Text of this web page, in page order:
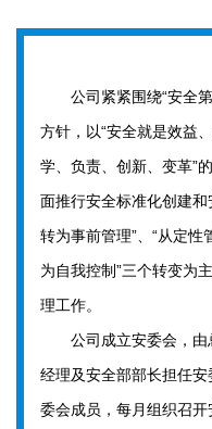
公司紧紧围绕“安全第
方针，以“安全就是效益
学、负责、创新、变革”
面推行安全标准化创建
转为事前管理”、“从定性
为自我控制”三个转变为
理工作。
公司成立安委会，由
经理及安全部部长担任
委会成员，每月组织召开